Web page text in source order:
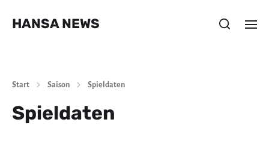
HANSA NEWS
Start Saison Spieldaten
Spieldaten